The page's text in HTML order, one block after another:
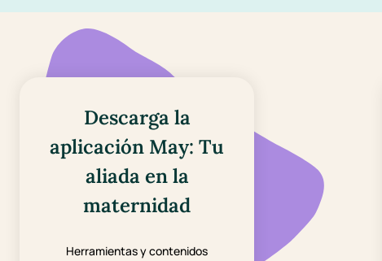
Descarga la
aplicación May: Tu
aliada en la
maternidad
Herramientas y contenidos